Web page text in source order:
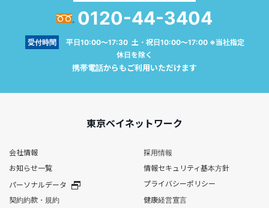
0120-44-3404
受付時間
平日10:00～17:30 土・祝日10:00～17:00 ※当社指定
休日を除く
携帯電話からもご利用いただけます
東京ベイネットワーク
会社情報
採用情報
お知らせ一覧
情報セキュリティ基本方針
パーソナルデータ
プライバシーポリシー
契約約款・規約
健康経営宣言